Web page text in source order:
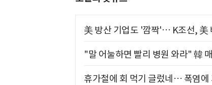
美 방산 기업도 '깜짝'… K조선, 美
"말 어눌하면 빨리 병원 와라" 韓
휴가철에 회 먹기 글렀네… 폭염에